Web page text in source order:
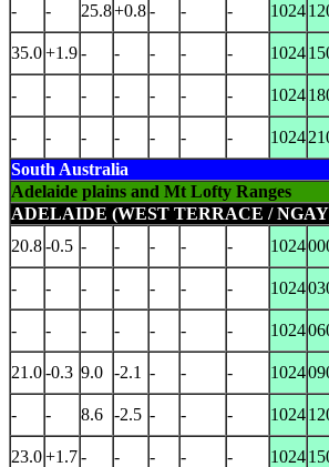
- - 25.8+0.8- - - 1024
35.0+1.9- - - - - 1024
- - - - - - - 1024
- - - - - - - 1024
South Australia
Adelaide plains and Mt Lofty Ranges
ADELAIDE (WEST TERRACE /
20.8-0.5 - - - - - 1024
- - - - - - - 1024
- - - - - - - 1024
21.0-0.3 9.0 -2.1 - - - 1024
- - 8.6 -2.5 - - - 1024
23.0+1.7- - - - - 1024